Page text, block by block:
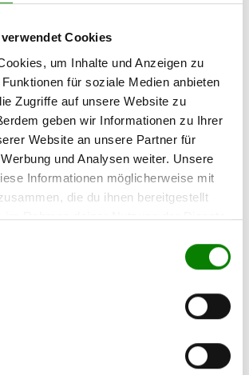
Cookies
um Inhalte und Anzeigen zu
für soziale Medien anbieten
Zugriffe auf unsere Website zu
geben wir Informationen zu Ihrer
Website an unsere Partner für
und Analysen weiter. Unsere
Informationen möglicherweise mit
die du ihnen bereitgestellt
im Rahmen deiner Nutzung der Dienste
wie möglich. Deshalb mischen wir
GESCHMACKLICH AUSGEZEICHNET.
für unsere Arbeit regelmäßig Preise.
schon stolz. Viel stolzer machen uns aber
tollen Bewertungen bei
Reviews.io